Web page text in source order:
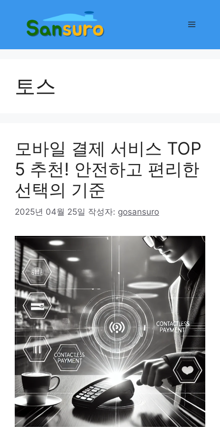
메
토스
모바일 결제 서비스 TOP
5 추천! 안전하고 편리한
선택의 기준
2025년 04월 25일 작성자: gosansuro